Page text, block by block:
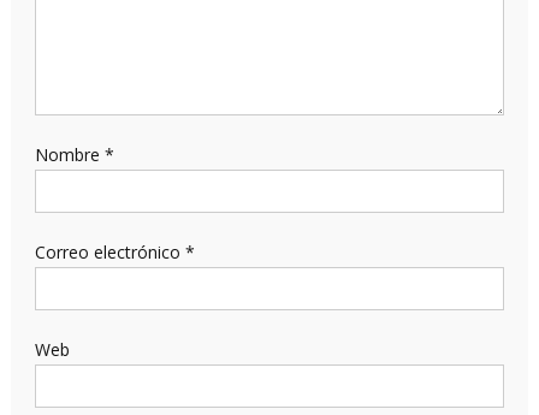
Nombre *
Correo electrónico *
Web